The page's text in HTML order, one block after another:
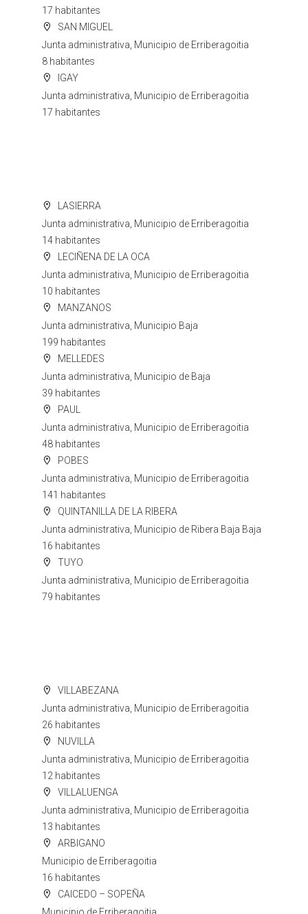
17 habitantes
SAN MIGUEL
Junta administrativa, Municipio de Erriberagoitia
8 habitantes
IGAY
Junta administrativa, Municipio de Erriberagoitia
17 habitantes
LASIERRA
Junta administrativa, Municipio de Erriberagoitia
14 habitantes
LECIÑENA DE LA OCA
Junta administrativa, Municipio de Erriberagoitia
10 habitantes
MANZANOS
Junta administrativa, Municipio Baja
199 habitantes
MELLEDES
Junta administrativa, Municipio de Baja
39 habitantes
PAUL
Junta administrativa, Municipio de Erriberagoitia
48 habitantes
POBES
Junta administrativa, Municipio de Erriberagoitia
141 habitantes
QUINTANILLA DE LA RIBERA
Junta administrativa, Municipio de Ribera Baja Baja
16 habitantes
TUYO
Junta administrativa, Municipio de Erriberagoitia
79 habitantes
VILLABEZANA
Junta administrativa, Municipio de Erriberagoitia
26 habitantes
NUVILLA
Junta administrativa, Municipio de Erriberagoitia
12 habitantes
VILLALUENGA
Junta administrativa, Municipio de Erriberagoitia
13 habitantes
ARBIGANO
Municipio de Erriberagoitia
16 habitantes
CAICEDO – SOPEÑA